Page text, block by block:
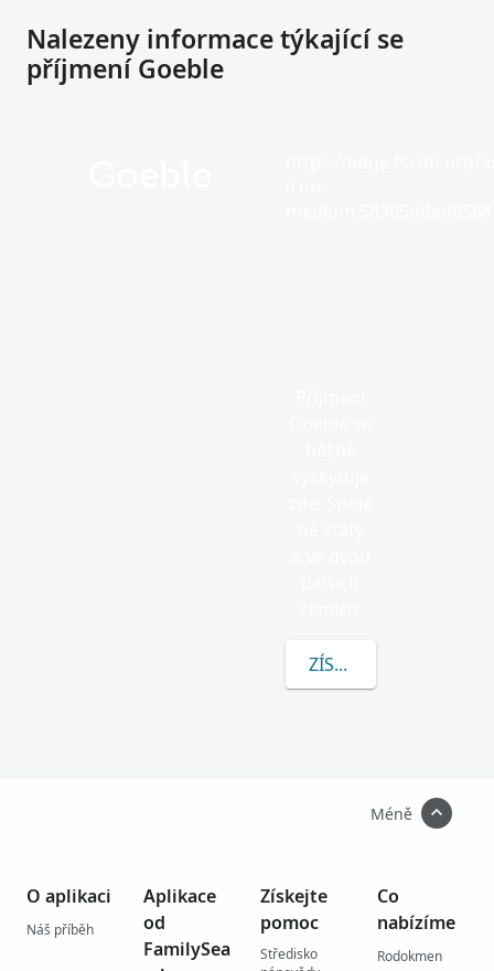
Nalezeny informace týkající se
příjmení Goeble
ZÍSKEJTE VÍCE
Méně
O aplikaci
Náš příběh
Aplikace
od
FamilySea
Získejte
pomoc
Středisko
Co
nabízíme
Rodokmen